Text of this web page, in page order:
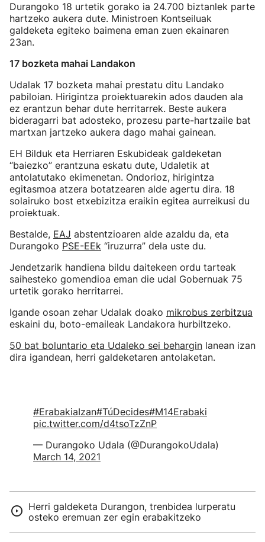
Durangoko 18 urtetik gorako ia 24.700 biztanlek parte
hartzeko aukera dute. Ministroen Kontseiluak
galdeketa egiteko baimena eman zuen ekainaren
23an.
17 bozketa mahai Landakon
Udalak 17 bozketa mahai prestatu ditu Landako
pabiloian. Hirigintza proiektuarekin ados dauden ala
ez erantzun behar dute herritarrek. Beste aukera
bideragarri bat adosteko, prozesu parte-hartzaile bat
martxan jartzeko aukera dago mahai gainean.
EH Bilduk eta Herriaren Eskubideak galdeketan
“baiezko” erantzuna eskatu dute, Udaletik at
antolatutako ekimenetan. Ondorioz, hirigintza
egitasmoa atzera botatzearen alde agertu dira. 18
solairuko bost etxebizitza eraikin egitea aurreikusi du
proiektuak.
Bestalde, EAJ abstentzioaren alde azaldu da, eta
Durangoko PSE-EEk “iruzurra” dela uste du.
Jendetzarik handiena bildu daitekeen ordu tarteak
saihesteko gomendioa eman die udal Gobernuak 75
urtetik gorako herritarrei.
Igande osoan zehar Udalak doako mikrobus zerbitzua
eskaini du, boto-emaileak Landakora hurbiltzeko.
50 bat boluntario eta Udaleko sei behargin lanean izan
dira igandean, herri galdeketaren antolaketan.
#ErabakiaIzan#TúDecides#M14Erabaki
pic.twitter.com/d4tsoTzZnP
— Durangoko Udala (@DurangokoUdala)
March 14, 2021
Herri galdeketa Durangon, trenbidea lurperatu
osteko eremuan zer egin erabakitzeko